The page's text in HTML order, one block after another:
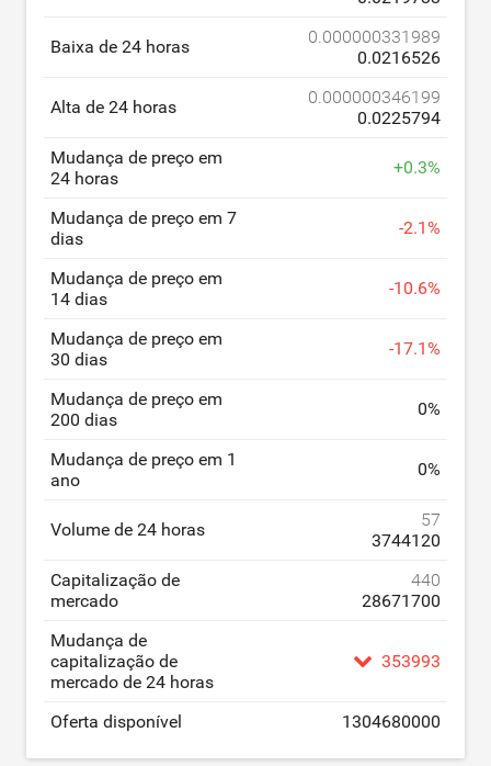
Baixa de 24 horas
0.000000331989
0.0216526
Alta de 24 horas
0.000000346199
0.0225794
Mudança de preço em
24 horas
+0.3%
Mudança de preço em 7
dias
-2.1%
Mudança de preço em
14 dias
-10.6%
Mudança de preço em
30 dias
-17.1%
Mudança de preço em
200 dias
0%
Mudança de preço em 1
ano
0%
Volume de 24 horas
57
3744120
Capitalização de
mercado
440
28671700
Mudança de
capitalização de
mercado de 24 horas
353993
Oferta disponível 1304680000